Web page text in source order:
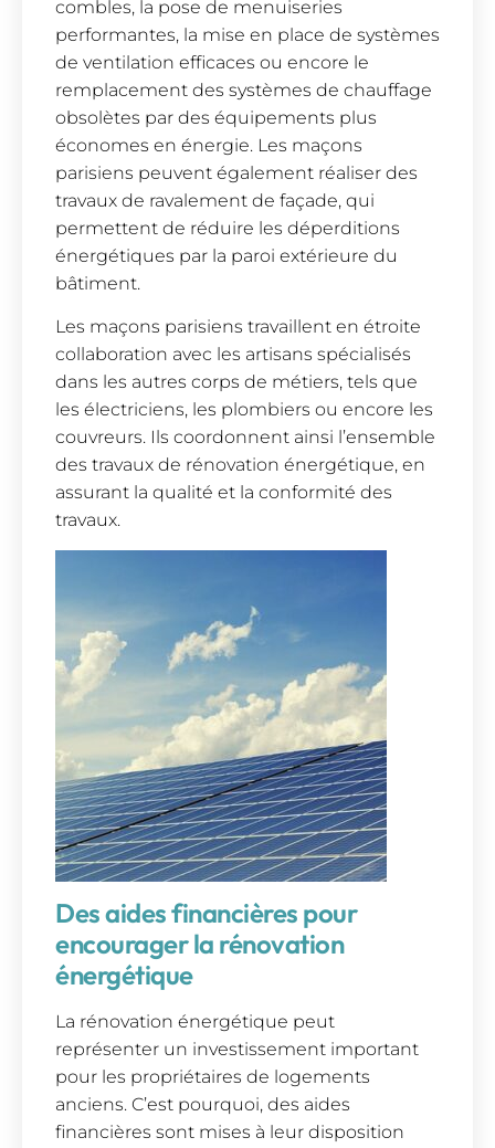
combles, la pose de menuiseries
performantes, la mise en place de systèmes
de ventilation efficaces ou encore le
remplacement des systèmes de chauffage
obsolètes par des équipements plus
économes en énergie. Les maçons
parisiens peuvent également réaliser des
travaux de ravalement de façade, qui
permettent de réduire les déperditions
énergétiques par la paroi extérieure du
bâtiment.
Les maçons parisiens travaillent en étroite
collaboration avec les artisans spécialisés
dans les autres corps de métiers, tels que
les électriciens, les plombiers ou encore les
couvreurs. Ils coordonnent ainsi l’ensemble
des travaux de rénovation énergétique, en
assurant la qualité et la conformité des
travaux.
Des aides financières pour
encourager la rénovation
énergétique
La rénovation énergétique peut
représenter un investissement important
pour les propriétaires de logements
anciens. C’est pourquoi, des aides
financières sont mises à leur disposition